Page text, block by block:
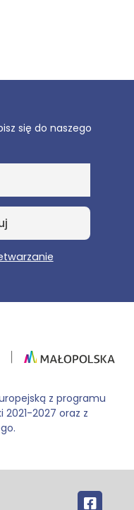
się do naszego
z programu
2021-2027 oraz z